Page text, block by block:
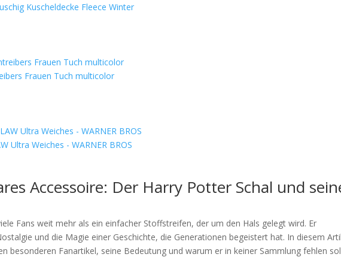
Kuscheldecke Fleece Winter
Frauen Tuch multicolor
Ultra Weiches - WARNER BROS
Accessoire: Der Harry Potter Schal und
Fans weit mehr als ein einfacher Stoffstreifen, der um den Hals gelegt wird. Er
und die Magie einer Geschichte, die Generationen begeistert hat. In diesem
besonderen Fanartikel, seine Bedeutung und warum er in keiner Sammlung fehlen